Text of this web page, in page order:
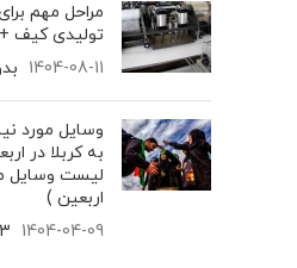
مراحل مهم
تولیدی کیف
1404-08-11
وسایل مورد
به کربلا در
لیست وسایل
اربعین )
1404-04-09 3 دیدگاه